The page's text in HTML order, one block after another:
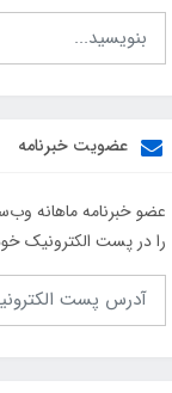
عضویت خبرنامه
عضو خبرنامه ماهانه
را در پست الکترونیک